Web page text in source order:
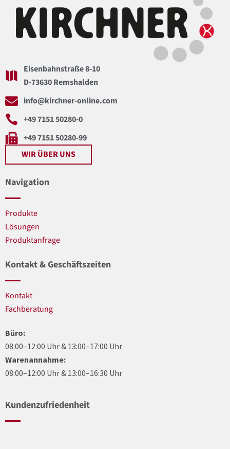
Eisenbahnstraße 8-10
D-73630 Remshalden
info@kirchner-online.com
+49 7151 50280-0
+49 7151 50280-99
WIR ÜBER UNS
Navigation
Produkte
Lösungen
Produktanfrage
Kontakt & Geschäftszeiten
Kontakt
Fachberatung
Büro:
08:00–12:00 Uhr & 13:00–17:00 Uhr
Warenannahme:
08:00–12:00 Uhr & 13:00–16:30 Uhr
Kundenzufriedenheit